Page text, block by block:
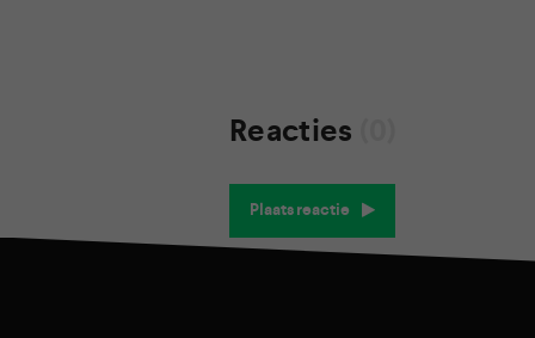
Reacties
Plaats reactie